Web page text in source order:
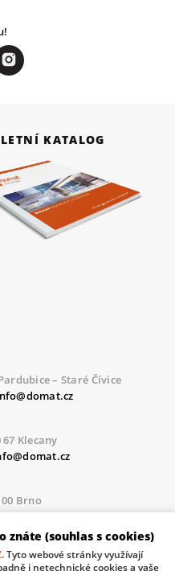
KATALOG
– Staré Čívice
67 Klecany
Brno
akce
znáte (souhlas s cookies)
. Tyto webové stránky využívají
i netechnické cookies a vaše